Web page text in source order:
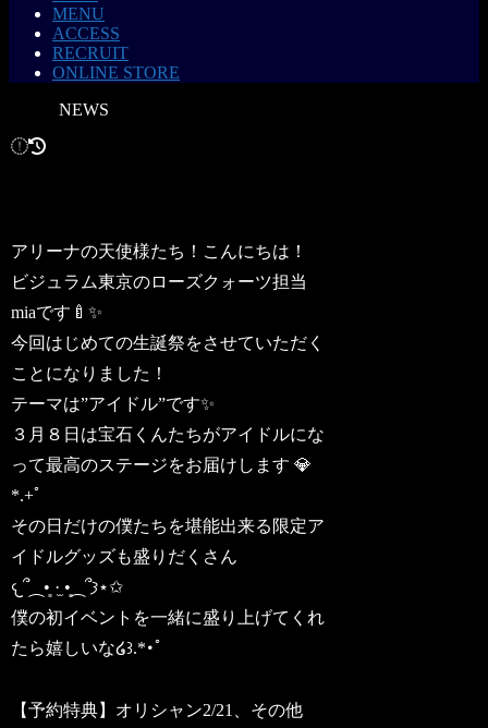
MENU
ACCESS
RECRUIT
ONLINE STORE
NEWS
アリーナの天使様たち！こんにちは！
ビジュラム東京のローズクォーツ担当
miaです🍼✨
今回はじめての生誕祭をさせていただく
ことになりました！
テーマは”アイドル”です✨
３月８日は宝石くんたちがアイドルにな
って最高のステージをお届けします 💎
*.+ﾟ
その日だけの僕たちを堪能出来る限定ア
イドルグッズも盛りだくさん
𐔌՞⁔•͈ ·̫ •͈⁔՞𐦯⋆✩
僕の初イベントを一緒に盛り上げてくれ
たら嬉しいな໒꒱.*･ﾟ
【予約特典】オリシャン2/21、その他